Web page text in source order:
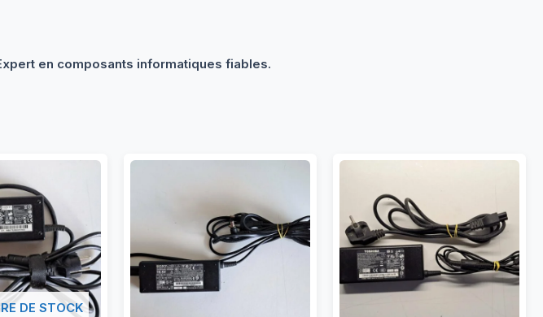
en composants informatiques fiables.
DE STOCK